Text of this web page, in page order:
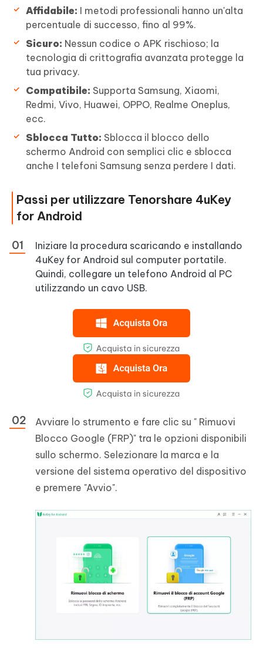
Affidabile: I metodi professionali hanno un'alta
percentuale di successo, fino al 99%.
Sicuro: Nessun codice o APK rischioso; la
tecnologia di crittografia avanzata protegge la
tua privacy.
Compatibile: Supporta Samsung, Xiaomi,
Redmi, Vivo, Huawei, OPPO, Realme Oneplus,
ecc.
Sblocca Tutto: Sblocca il blocco dello
schermo Android con semplici clic e sblocca
anche I telefoni Samsung senza perdere I dati.
Passi per utilizzare Tenorshare 4uKey
for Android
Iniziare la procedura scaricando e installando
4uKey for Android sul computer portatile.
Quindi, collegare un telefono Android al PC
utilizzando un cavo USB.
Avviare lo strumento e fare clic su " Rimuovi
Blocco Google (FRP)" tra le opzioni disponibili
sullo schermo. Selezionare la marca e la
versione del sistema operativo del dispositivo
e premere "Avvio".